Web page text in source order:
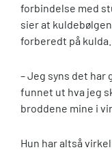
forbindelse med
sier at
forberedt på kulda.
– Jeg syns det har
funnet ut hva jeg
broddene mine i
Hun har altså